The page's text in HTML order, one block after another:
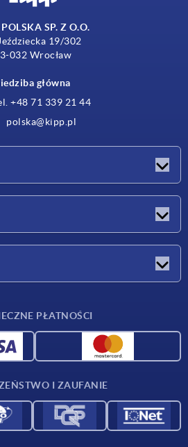
SP. Z O.O.
19/302
032 Wrocław
główna
+48 71 339 21 44
polska@kipp.pl
PŁATNOŚCI
I ZAUFANIE